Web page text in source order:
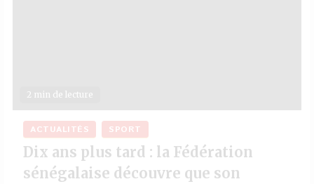
2 min de lecture
ACTUALITÉS SPORT
Dix ans plus tard : la Fédération
sénégalaise découvre que son